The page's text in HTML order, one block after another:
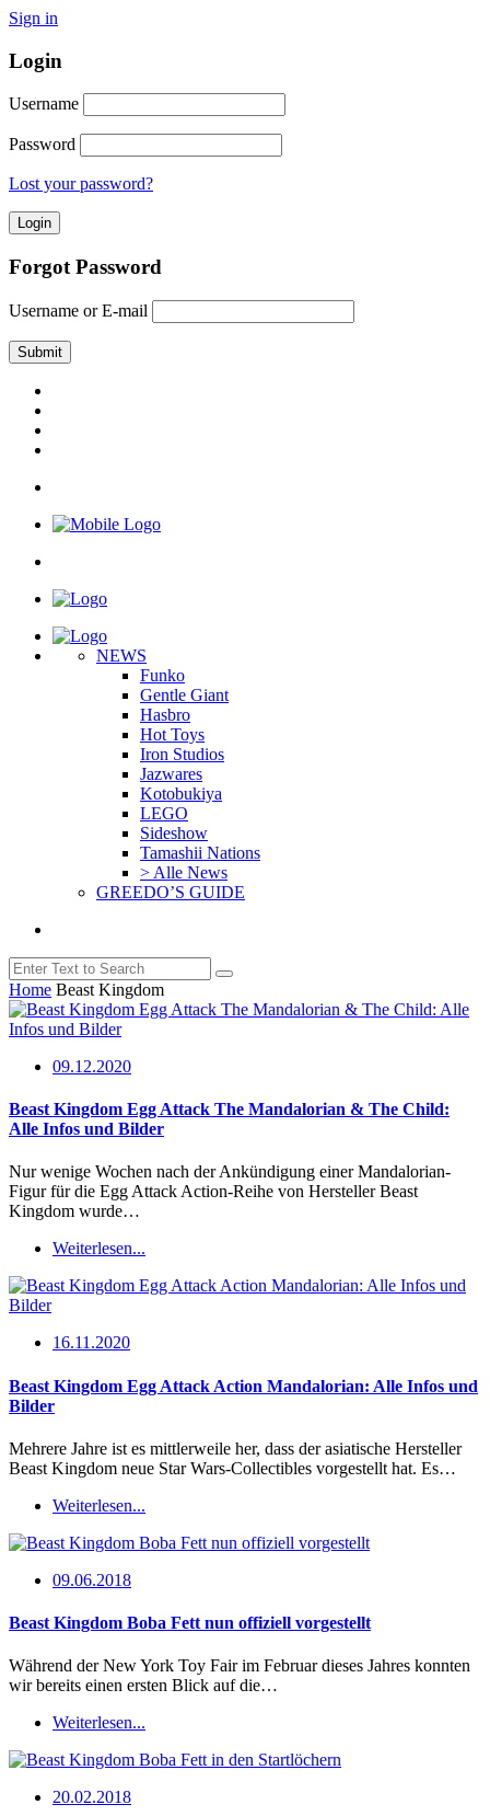
Sign in
Login
Username
Password
Lost your password?
Forgot Password
Username or E-mail
NEWS
Funko
Gentle Giant
Hasbro
Hot Toys
Iron Studios
Jazwares
Kotobukiya
LEGO
Sideshow
Tamashii Nations
> Alle News
GREEDO’S GUIDE
Home Beast Kingdom
09.12.2020
Beast Kingdom Egg Attack The Mandalorian & The Child:
Alle Infos und Bilder
Nur wenige Wochen nach der Ankündigung einer Mandalorian-
Figur für die Egg Attack Action-Reihe von Hersteller Beast
Kingdom wurde…
Weiterlesen...
16.11.2020
Beast Kingdom Egg Attack Action Mandalorian: Alle Infos und
Bilder
Mehrere Jahre ist es mittlerweile her, dass der asiatische Hersteller
Beast Kingdom neue Star Wars-Collectibles vorgestellt hat. Es…
Weiterlesen...
09.06.2018
Beast Kingdom Boba Fett nun offiziell vorgestellt
Während der New York Toy Fair im Februar dieses Jahres konnten
wir bereits einen ersten Blick auf die…
Weiterlesen...
20.02.2018